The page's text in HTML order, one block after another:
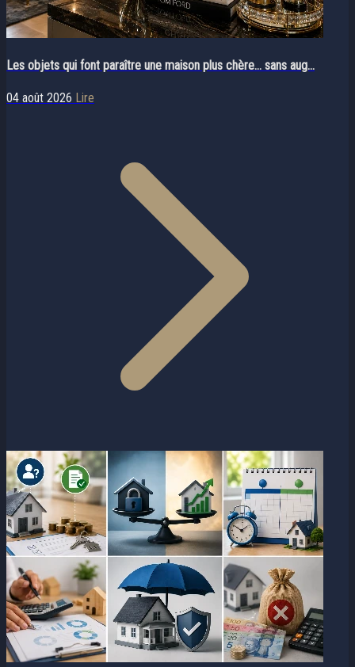
Les objets qui font paraître une maison plus chère… sans aug...
04 août 2026 Lire